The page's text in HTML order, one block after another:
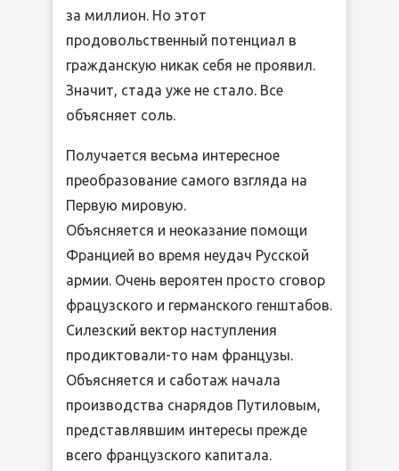
за миллион. Но этот
продовольственный потенциал в
гражданскую никак себя не проявил.
Значит, стада уже не стало. Все
объясняет соль.
Получается весьма интересное
преобразование самого взгляда на
Первую мировую.
Объясняется и неоказание помощи
Францией во время неудач Русской
армии. Очень вероятен просто сговор
фрацузского и германского генштабов.
Силезский вектор наступления
продиктовали-то нам французы.
Объясняется и саботаж начала
производства снарядов Путиловым,
представлявшим интересы прежде
всего французского капитала.